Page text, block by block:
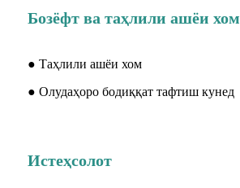
Бозёфт ва таҳлили ашёи хом
● Таҳлили ашёи хом
● Олудаҳоро бодиққат тафтиш кунед
Истеҳсолот